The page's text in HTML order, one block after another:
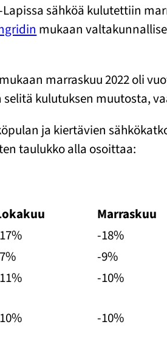
sähköä kulutettiin
mukaan
marraskuu 2022 oli
kulutuksen muutosta,
ja kiertävien
taulukko alla osoittaa:
Marraskuu
-18%
-9%
-10%
-10%